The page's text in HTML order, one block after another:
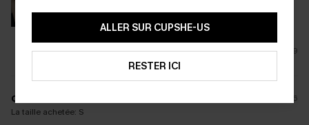
9
c****
09/06/2026
La taille achetée: S
ALLER SUR CUPSHE-US
RESTER ICI